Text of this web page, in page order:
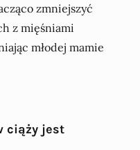
zmniejszyć
z mięśniami
młodej mamie
ciąży jest